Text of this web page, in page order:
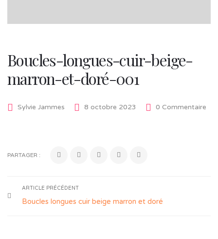
Boucles-longues-cuir-beige-
marron-et-doré-001
Sylvie Jammes 8 octobre 2023 0 Commentaire
PARTAGER :
ARTICLE PRÉCÉDENT
Boucles longues cuir beige marron et doré